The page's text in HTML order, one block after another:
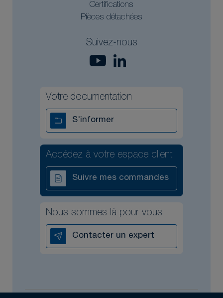
Certifications
Pièces détachées
Suivez-nous
Votre documentation
S'informer
Accédez à votre espace client
Suivre mes commandes
Nous sommes là pour vous
Contacter un expert